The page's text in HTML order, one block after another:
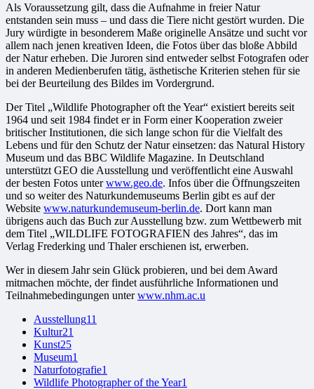
Als Voraussetzung gilt, dass die Aufnahme in freier Natur
entstanden sein muss – und dass die Tiere nicht gestört wurden. Die
Jury würdigte in besonderem Maße originelle Ansätze und sucht vor
allem nach jenen kreativen Ideen, die Fotos über das bloße Abbild
der Natur erheben. Die Juroren sind entweder selbst Fotografen oder
in anderen Medienberufen tätig, ästhetische Kriterien stehen für sie
bei der Beurteilung des Bildes im Vordergrund.
Der Titel „Wildlife Photographer oft the Year“ existiert bereits seit
1964 und seit 1984 findet er in Form einer Kooperation zweier
britischer Institutionen, die sich lange schon für die Vielfalt des
Lebens und für den Schutz der Natur einsetzen: das Natural History
Museum und das BBC Wildlife Magazine. In Deutschland
unterstützt GEO die Ausstellung und veröffentlicht eine Auswahl
der besten Fotos unterwww.geo.de. Infos über die Öffnungszeiten
und so weiter des Naturkundemuseums Berlin gibt es auf der
Website www.naturkundemuseum-berlin.de. Dort kann man
übrigens auch das Buch zur Ausstellung bzw. zum Wettbewerb mit
dem Titel „WILDLIFE FOTOGRAFIEN des Jahres“, das im
Verlag Frederking und Thaler erschienen ist, erwerben.
Wer in diesem Jahr sein Glück probieren, und bei dem Award
mitmachen möchte, der findet ausführliche Informationen und
Teilnahmebedingungen unterwww.nhm.ac.u
Ausstellung11
Kultur21
Kunst25
Museum1
Naturfotografie1
Wildlife Photographer of the Year1